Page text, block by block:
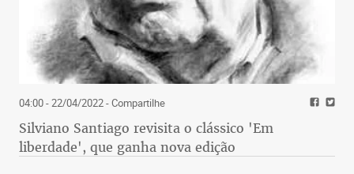
04:00 - 22/04/2022- Compartilhe
Silviano Santiago revisita o clássico 'Em
liberdade', que ganha nova edição